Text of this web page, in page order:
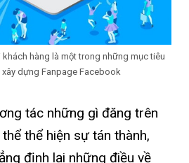
hàng là một trong những mục tiêu
dựng Fanpage Facebook
tác những gì đăng trên
thể hiện sự tán thành,
định lại những điều về